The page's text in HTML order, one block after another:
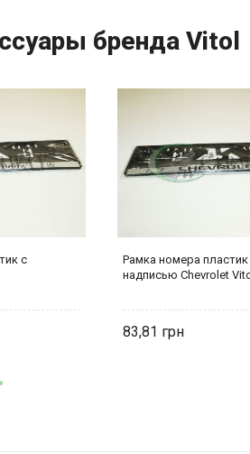
бренда Vitol
с
Рамка номера пластик
надписью Chevrolet
83,81